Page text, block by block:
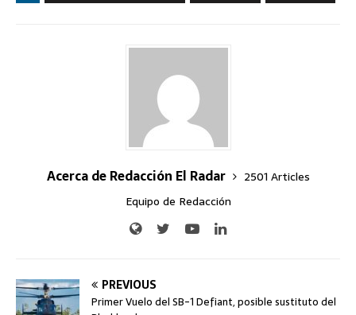
Acerca de Redacción El Radar
2501 Articles
Equipo de Redacción
PREVIOUS
Primer Vuelo del SB-1 Defiant, posible sustituto del